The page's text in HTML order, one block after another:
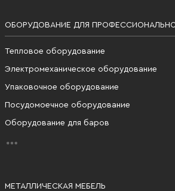
ОБОРУДОВАНИЕ ДЛЯ
Тепловое оборудование
Электромеханическое оборудование
Упаковочное оборудование
Посудомоечное оборудование
Оборудование для баров
МЕТАЛЛИЧЕСКАЯ МЕБЕЛЬ